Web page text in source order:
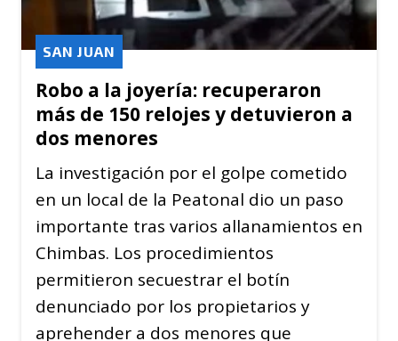
Robo a la joyería: recuperaron
más de 150 relojes y detuvieron a
dos menores
SAN JUAN
La investigación por el golpe cometido
en un local de la Peatonal dio un paso
importante tras varios allanamientos en
Chimbas. Los procedimientos
permitieron secuestrar el botín
denunciado por los propietarios y
aprehender a dos menores que